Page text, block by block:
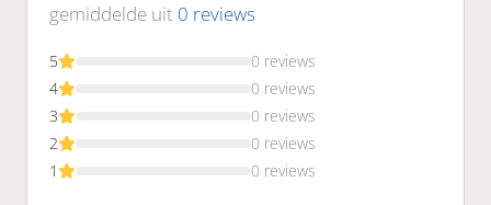
gemiddelde uit 0 reviews
5
0 reviews
4
0 reviews
3
0 reviews
2
0 reviews
1
0 reviews